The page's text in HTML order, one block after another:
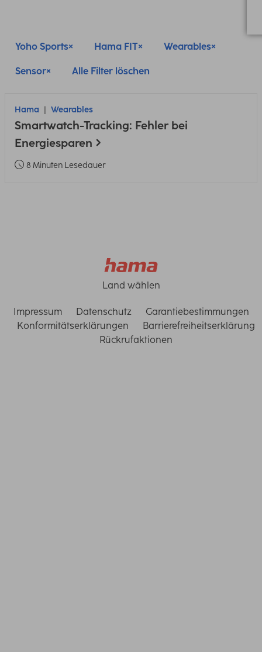
Yoho Sports Hama FIT Wearables
Sensor Alle Filter löschen
Hama Wearables
Smartwatch-Tracking: Fehler bei
Energiesparen
8 Minuten Lesedauer
Land wählen
Impressum Datenschutz
Garantiebestimmungen
Konformitätserklärungen
Barrierefreiheitserklärung
Rückrufaktionen